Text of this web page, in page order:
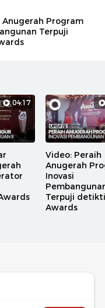
Anugerah Program
Terpuji
04:17
Video: Peraih
Anugerah
Inovasi
Terpuji
Awards